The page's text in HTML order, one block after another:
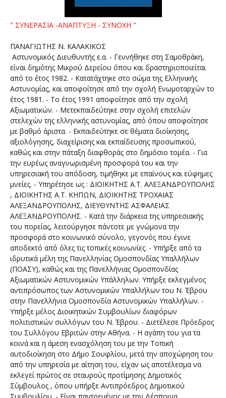
" ΣΥΝΕΡΑΣΙΑ -ΑΝΑΠΤΥΞΗ - ΣΥΝΟΧΗ "
ΠΑΝΑΓΙΩΤΗΣ Ν. ΚΑΛΑΚΙΚΟΣ
Αστυνομικός Διευθυντής ε.α. - Γεννήθηκε στη Σαμοθράκη,
είναι δημότης Μικρού Δερείου όπου και δραστηριοποιείται
από το έτος 1982. - Κατατάχτηκε στο σώμα της Ελληνικής
Αστυνομίας, και αποφοίτησε από την σχολή Ενωμοταρχών το
έτος 1981. - Το έτος 1991 αποφοίτησε από την σχολή
Αξιωματικών. - Μετεκπαιδεύτηκε στην σχολή επιτελών
στελεχών της ελληνικής αστυνομίας, από όπου αποφοίτησε
με βαθμό άριστα. - Εκπαιδεύτηκε σε θέματα διοίκησης,
αξιολόγησης, διαχείρισης και εκπαίδευσης προσωπικού,
καθώς και στην πάταξη διαφθοράς στο δημόσιο τομέα. - Για
την ευρέως αναγνωρισμένη προσφορά του και την
υπηρεσιακή του απόδοση, τιμήθηκε με επαίνους και εύφημες
μνείες. - Υπηρέτησε ως : ΔΙΟΙΚΗΤΗΣ Α.Τ. ΑΛΕΞΑΝΔΡΟΥΠΟΛΗΣ
, ΔΙΟΙΚΗΤΗΣ Α.Τ. ΚΗΠΩΝ, ΔΙΟΙΚΗΤΗΣ ΤΡΟΧΑΙΑΣ
ΑΛΕΞΑΝΔΡΟΥΠΟΛΗΣ, ΔΙΕΥΘΥΝΤΗΣ ΑΣΦΑΛΕΙΑΣ
ΑΛΕΞΑΝΔΡΟΥΠΟΛΗΣ. - Κατά την διάρκεια της υπηρεσιακής
του πορείας, λειτούργησε πάντοτε με γνώμονα την
προσφορά στο κοινωνικό σύνολο, γεγονός που έγινε
αποδεκτό από όλες τις τοπικές κοινωνίες. - Υπήρξε από τα
ιδρυτικά μέλη της Πανελληνίας Ομοσπονδίας Υπαλλήλων
(ΠΟΑΣΥ), καθώς και της Πανελλήνιας Ομοσπονδίας
Αξιωματικών Αστυνομικών Υπάλληλων. Υπήρξε εκλεγμένος
αντιπρόσωπος των Αστυνομικών Υπαλλήλων του Ν. Έβρου
στην Πανελλήνια Ομοσπονδία Αστυνομικών Υπαλλήλων. -
Υπήρξε μέλος Διοικητικών Συμβουλίων διαφόρων
πολιτιστικών συλλόγων του Ν. Έβρου. - Διετέλεσε Πρόεδρος
του Συλλόγου Εβριτών στην Αθήνα. - Η αγάπη του για τα
κοινά και η άμεση ενασχόληση του με την Τοπική
αυτοδιοίκηση στο Δήμο Σουφλίου, μετά την αποχώρηση του
από την υπηρεσία με αίτηση του, είχαν ως αποτέλεσμα να
εκλεγεί πρώτος σε σταυρούς προτίμησης Δημοτικός
Σύμβουλος , όπου υπήρξε Αντιπρόεδρος Δημοτικού
Συμβουλίου. - Είναι παντρεμένος με την Δέσποινα